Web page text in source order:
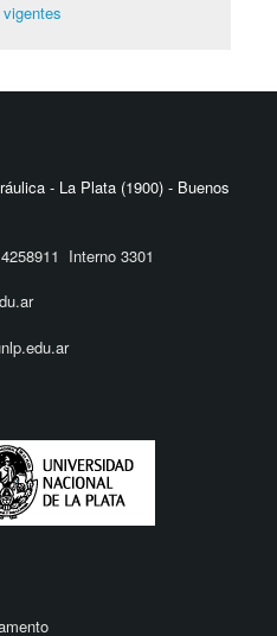
- La Plata (1900) - Buenos
Interno 3301